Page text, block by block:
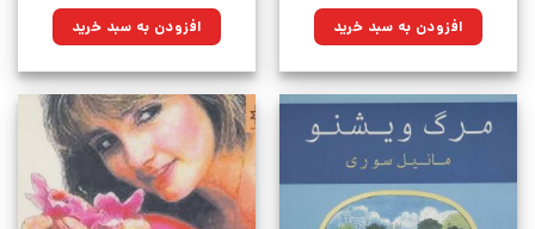
۳۵۰,۰۰۰تومان
بود.
۲۸۱,۷۵۰تومان.افزودن به سبد خرید ۲۷۰,۰۰۰تومان
بود.
۲۰۳,۸۵۰تومان.افزودن به سبد خرید